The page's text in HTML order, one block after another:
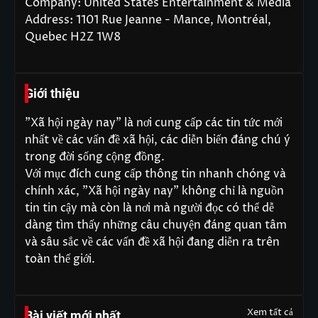
Address: 1101 Rue Jeanne - Mance, Montréal,
Quebec H2Z 1W8
Giới thiệu
"Xã hội ngày nay" là nơi cung cấp các tin tức mới
nhất về các vấn đề xã hội, các diễn biến đáng chú ý
trong đời sống cộng đồng.
Với mục đích cung cấp thông tin nhanh chóng và
chính xác, "Xã hội ngày nay" không chỉ là nguồn
tin tin cậy mà còn là nơi mà người đọc có thể dễ
dàng tìm thấy những câu chuyện đáng quan tâm
và sâu sắc về các vấn đề xã hội đang diễn ra trên
toàn thế giới.
Xem tất cả